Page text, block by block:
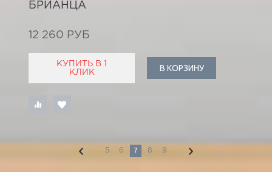
БРИАНЦА
12 260 РУБ
КУПИТЬ В 1
КЛИК
В КОРЗИНУ
5 6 7 8 9